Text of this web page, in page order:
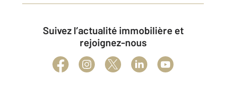
Suivez l’actualité immobilière et
rejoignez-nous